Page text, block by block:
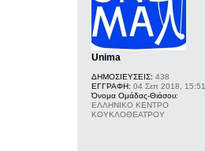
Unima
ΔΗΜΟΣΙΕΥΣΕΙΣ: 438
ΕΓΓΡΑΦΗ: 04 Σεπ 2018, 15:51
Όνομα Ομάδας-Θιάσου:
ΕΛΛΗΝΙΚΟ ΚΕΝΤΡΟ
ΚΟΥΚΛΟΘΕΑΤΡΟΥ